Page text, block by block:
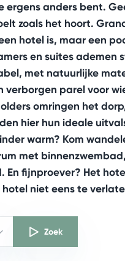
anders bent.
zoals het hoort.
hotel is, maar een
en suites
met natuurlijke
parel voor
omringen het
hier hun ideale
warm? Kom
met
fijnproever? Het
niet eens te
Zoek